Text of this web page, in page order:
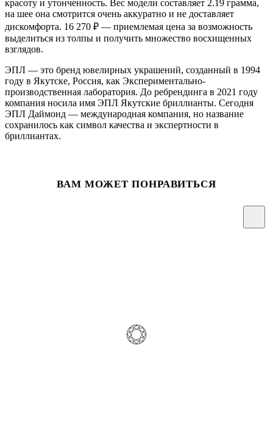
красоту и утонченность. Вес модели составляет 2.19 грамма,
на шее она смотрится очень аккуратно и не доставляет
дискомфорта. 16 270 ₽ — приемлемая цена за возможность
выделиться из толпы и получить множество восхищенных
взглядов.
ЭПЛ — это бренд ювелирных украшений, созданный в 1994
году в Якутске, Россия, как Экспериментально-
производственная лаборатория. До ребрендинга в 2021 году
компания носила имя ЭПЛ Якутские бриллианты. Сегодня
ЭПЛ Даймонд — международная компания, но название
сохранилось как символ качества и экспертности в
бриллиантах.
ВАМ МОЖЕТ ПОНРАВИТЬСЯ